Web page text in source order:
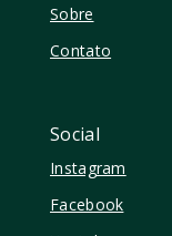
Sobre
Contato
Social
Instagram
Facebook